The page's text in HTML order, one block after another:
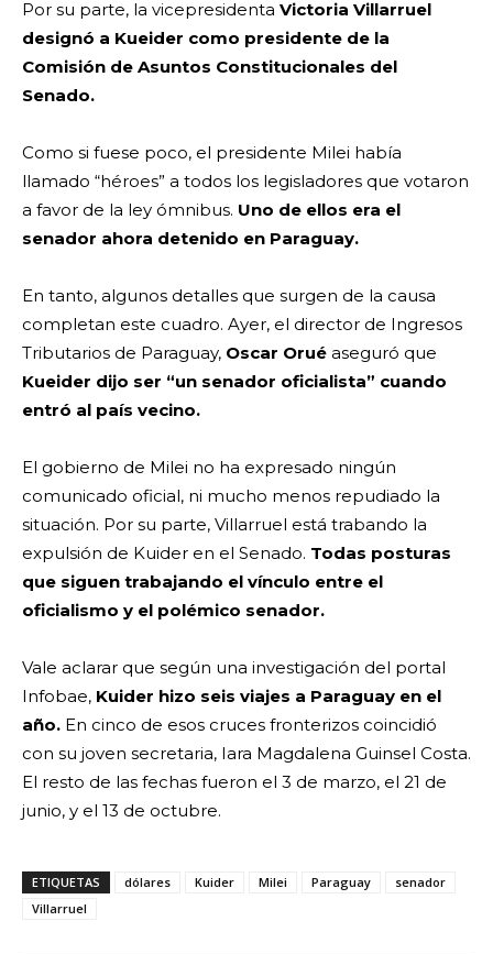
Por su parte, la vicepresidenta Victoria Villarruel
designó a Kueider como presidente de la
Comisión de Asuntos Constitucionales del
Senado.
Como si fuese poco, el presidente Milei había
llamado “héroes” a todos los legisladores que votaron
a favor de la ley ómnibus. Uno de ellos era el
senador ahora detenido en Paraguay.
En tanto, algunos detalles que surgen de la causa
completan este cuadro. Ayer, el director de Ingresos
Tributarios de Paraguay, Oscar Orué aseguró que
Kueider dijo ser “un senador oficialista” cuando
entró al país vecino.
El gobierno de Milei no ha expresado ningún
comunicado oficial, ni mucho menos repudiado la
situación. Por su parte, Villarruel está trabando la
expulsión de Kuider en el Senado. Todas posturas
que siguen trabajando el vínculo entre el
oficialismo y el polémico senador.
Vale aclarar que según una investigación del portal
Infobae, Kuider hizo seis viajes a Paraguay en el
año. En cinco de esos cruces fronterizos coincidió
con su joven secretaria, Iara Magdalena Guinsel Costa.
El resto de las fechas fueron el 3 de marzo, el 21 de
junio, y el 13 de octubre.
ETIQUETAS dólares Kuider Milei Paraguay
senador
Villarruel